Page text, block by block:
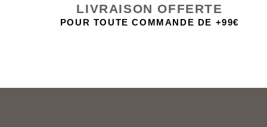
LIVRAISON OFFERTE
POUR TOUTE COMMANDE DE +99€